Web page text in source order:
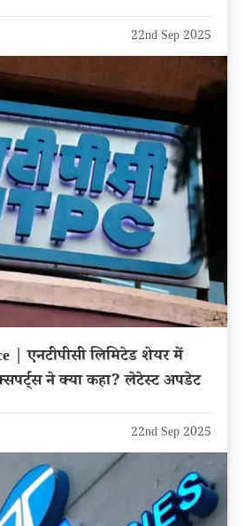
22nd Sep 2025
| एनटीपीसी लिमिटेड शेयर में
ने क्या कहा? लेटेस्ट अपडेट
22nd Sep 2025